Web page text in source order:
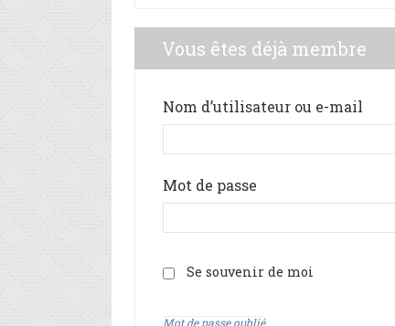
Vous êtes déjà membre
Nom d’utilisateur ou e-mail
Mot de passe
Se souvenir de moi
Mot de passe oublié